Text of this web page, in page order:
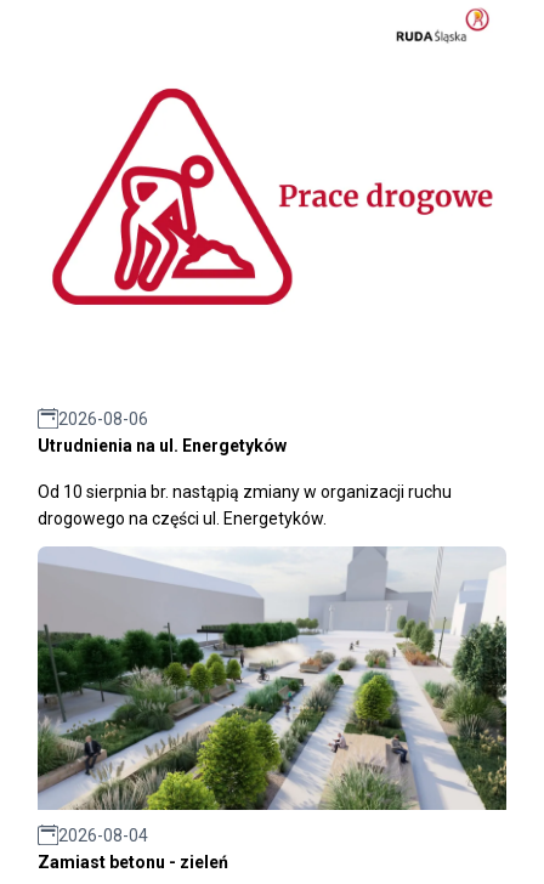
2026-08-06
Utrudnienia na ul. Energetyków
Od 10 sierpnia br. nastąpią zmiany w organizacji ruchu
drogowego na części ul. Energetyków.
2026-08-04
Zamiast betonu - zieleń